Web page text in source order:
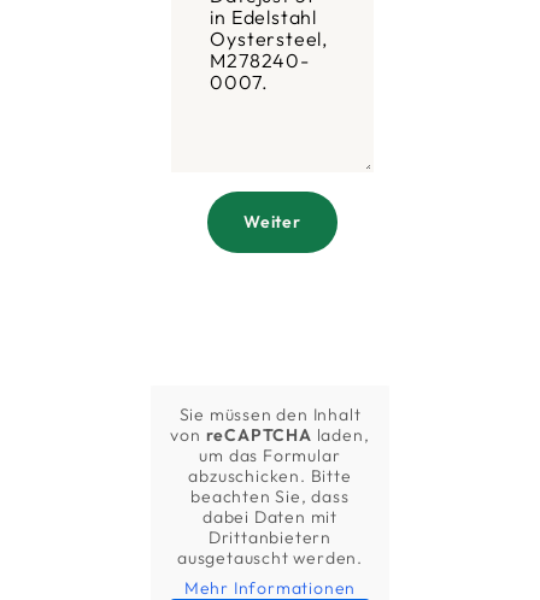
Weiter
Sie müssen den Inhalt
von reCAPTCHA laden,
um das Formular
abzuschicken. Bitte
beachten Sie, dass
dabei Daten mit
Drittanbietern
ausgetauscht werden.
Mehr Informationen